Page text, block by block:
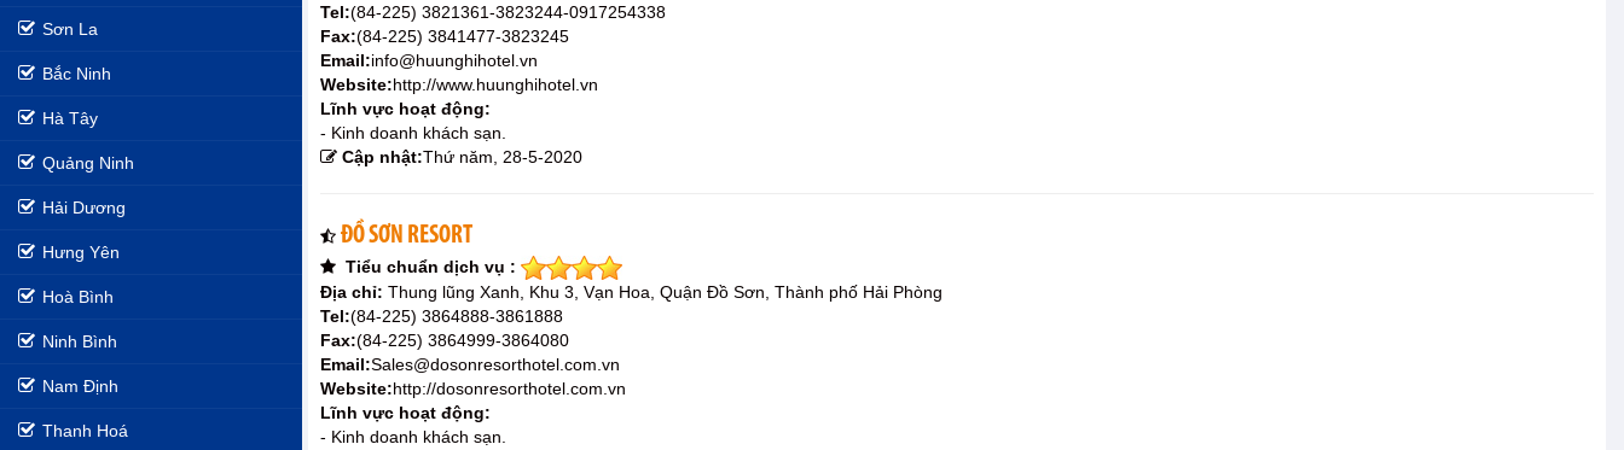
Sơn La
Bắc Ninh
Hà Tây
Quảng Ninh
Hải Dương
Hưng Yên
Hoà Bình
Ninh Bình
Nam Định
Thanh Hoá
Tel:(84-225) 3821361-3823244-0917254338
Fax:(84-225) 3841477-3823245
Email:info@huunghihotel.vn
Website:http://www.huunghihotel.vn
Lĩnh vực hoạt động:
- Kinh doanh khách sạn.
Cập nhật:Thứ năm, 28-5-2020
ĐỒ SƠN RESORT
Tiểu chuẩn dịch vụ :
Địa chỉ: Thung lũng Xanh, Khu 3, Vạn Hoa, Quận Đồ Sơn, Thành phố Hải Phòng
Tel:(84-225) 3864888-3861888
Fax:(84-225) 3864999-3864080
Email:Sales@dosonresorthotel.com.vn
Website:http://dosonresorthotel.com.vn
Lĩnh vực hoạt động:
- Kinh doanh khách sạn.